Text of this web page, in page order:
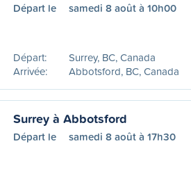
Départ le samedi 8 août à 10h00
Départ:
Surrey, BC, Canada
Arrivée:
Abbotsford, BC, Canada
Surrey à Abbotsford
Départ le samedi 8 août à 17h30